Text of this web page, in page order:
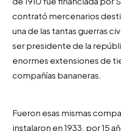
contrató mercenarios
una de las tantas guerras
ser presidente de la
enormes extensiones de
compañías bananeras.
Fueron esas mismas
instalaron en 1933, por 15